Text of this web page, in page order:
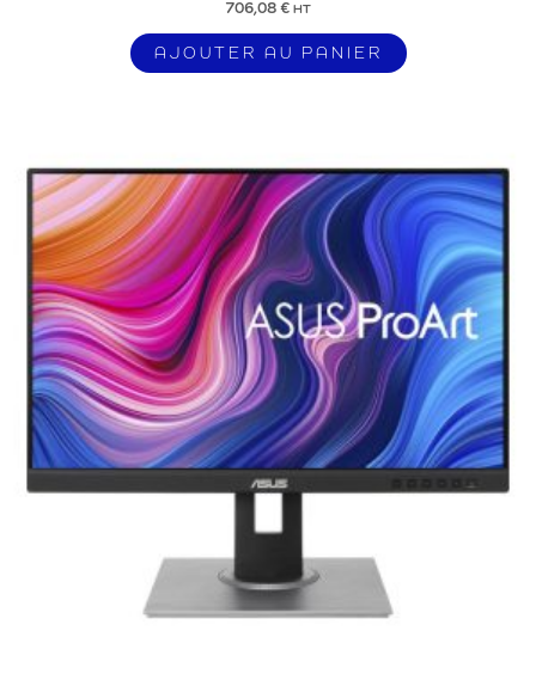
706,08 € HT
AJOUTER AU PANIER